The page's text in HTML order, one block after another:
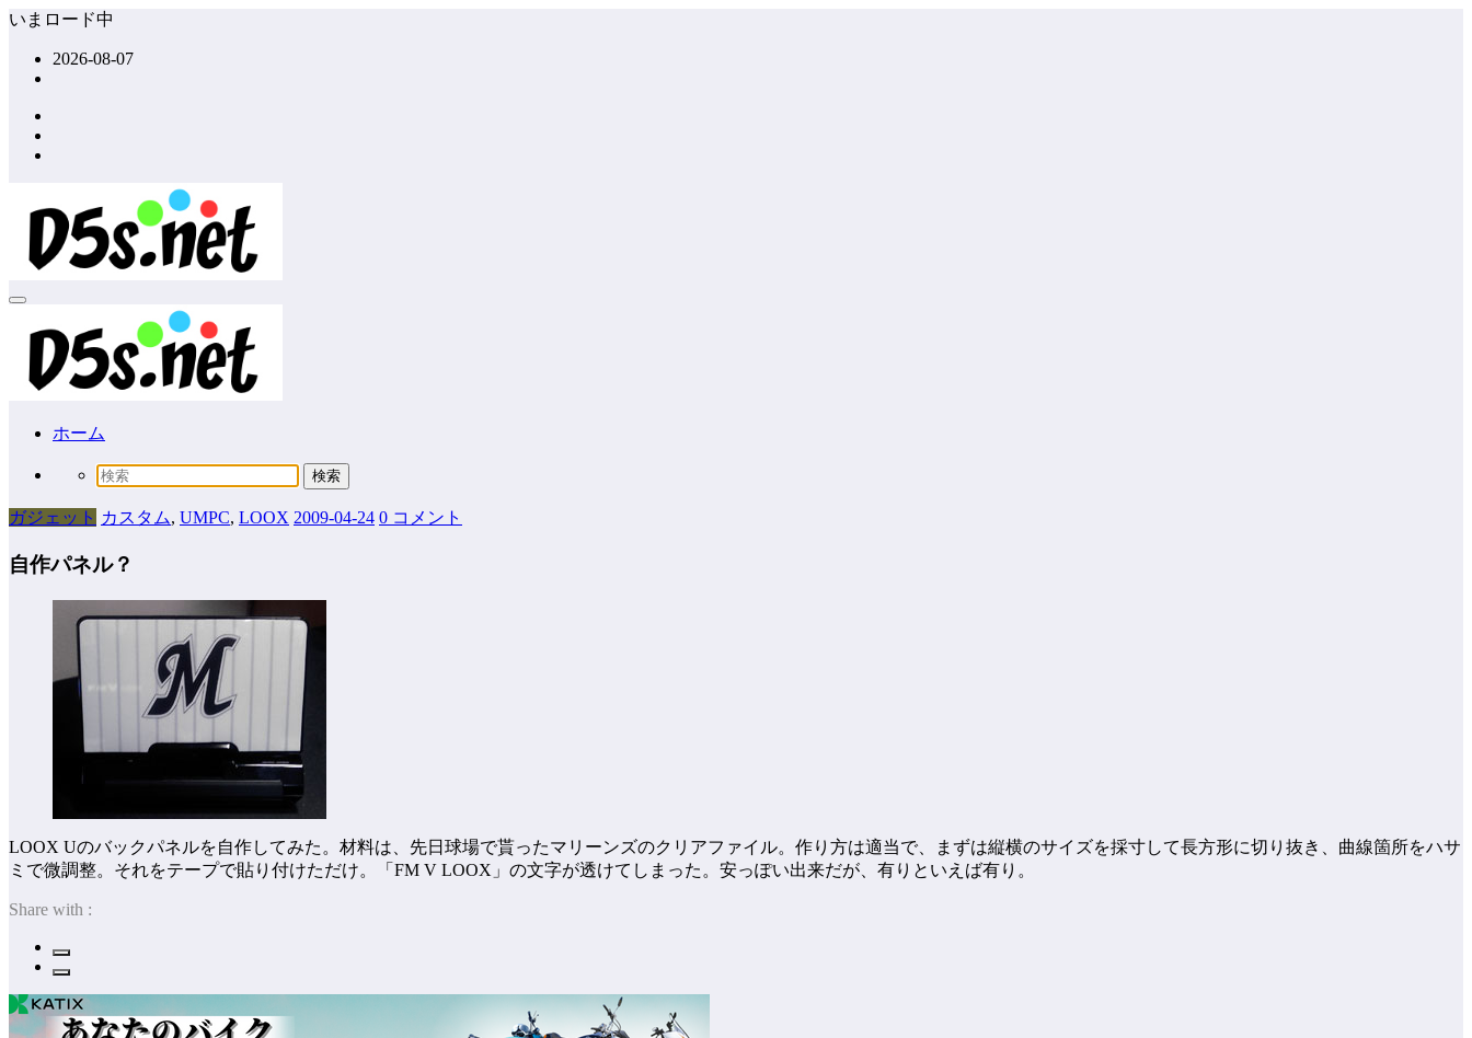
コ
いまロード中
2026-08-07
ホーム
ガジェット カスタム, UMPC, LOOX 2009-04-24 0 コメント
自作パネル？
LOOX Uのバックパネルを自作してみた。材料は、先日球場で貰ったマリーンズのクリアファイル。作り方は適当で、まずは縦横のサイズを採寸して長方形に切り抜き、曲線箇所をハサ
ミで微調整。それをテープで貼り付けただけ。「FM V LOOX」の文字が透けてしまった。安っぽい出来だが、有りといえば有り。
Share with :